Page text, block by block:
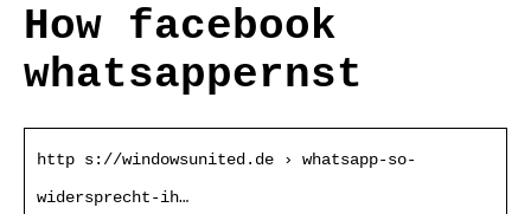
How facebook
whatsappernst
http s://windowsunited.de › whatsapp-so-
widersprecht-ih…